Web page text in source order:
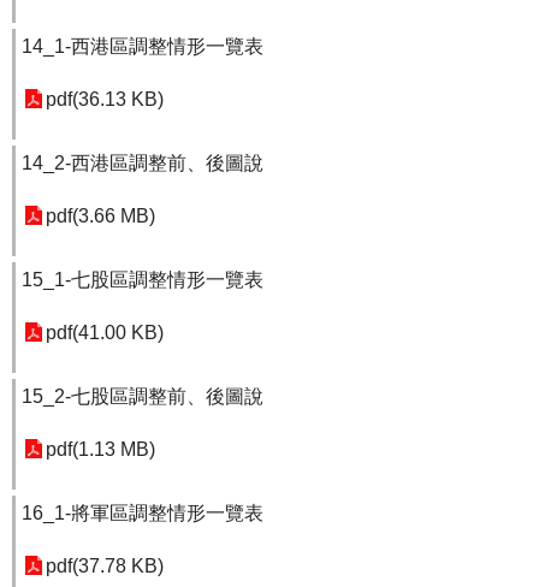
14_1-西港區調整情形一覽表
pdf(36.13 KB)
14_2-西港區調整前、後圖說
pdf(3.66 MB)
15_1-七股區調整情形一覽表
pdf(41.00 KB)
15_2-七股區調整前、後圖說
pdf(1.13 MB)
16_1-將軍區調整情形一覽表
pdf(37.78 KB)